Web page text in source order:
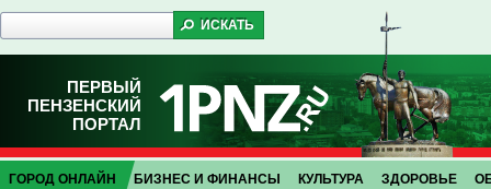
ПЕРВЫЙ
ПЕНЗЕНСКИЙ
ПОРТАЛ
ГОРОД ОНЛАЙН БИЗНЕС И ФИНАНСЫ КУЛЬТУРА ЗДОРОВЬЕ